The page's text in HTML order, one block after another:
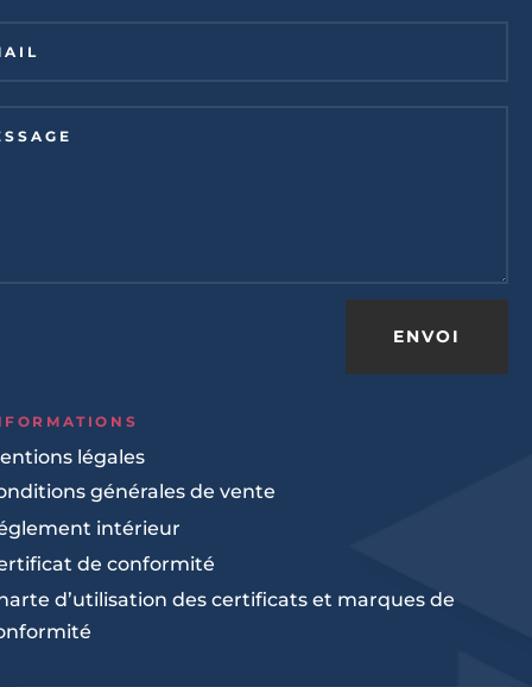
ENVOI
légales
générales de vente
intérieur
de conformité
d’utilisation des certificats et marques de